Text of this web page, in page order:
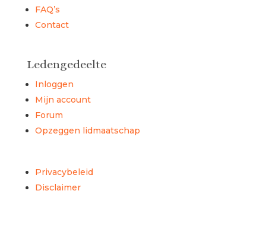
FAQ’s
Contact
Ledengedeelte
Inloggen
Mijn account
Forum
Opzeggen lidmaatschap
Privacybeleid
Disclaimer